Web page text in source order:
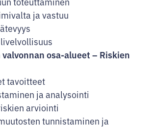
ja vastuu
osa-alueet – Riskien
tavoitteet
ja analysointi
arviointi
tunnistaminen ja